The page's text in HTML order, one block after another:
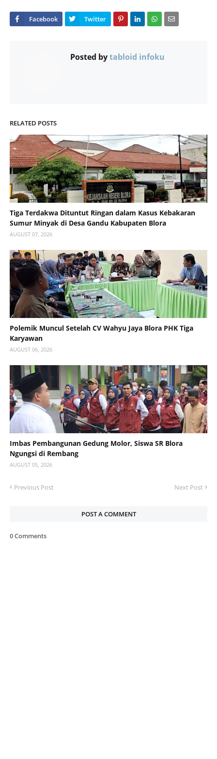
Posted bytabloid infoku
RELATED POSTS
Tiga Terdakwa Dituntut Ringan dalam Kasus Kebakaran
Sumur Minyak di Desa Gandu Kabupaten Blora
AUGUST 07, 2026
Polemik Muncul Setelah CV Wahyu Jaya Blora PHK Tiga
Karyawan
AUGUST 06, 2026
Imbas Pembangunan Gedung Molor, Siswa SR Blora
Ngungsi di Rembang
AUGUST 05, 2026
Previous Post Next Post
POST A COMMENT
0 Comments